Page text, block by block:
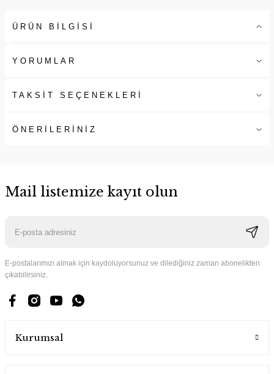
ÜRÜN BİLGİSİ
YORUMLAR
TAKSİT SEÇENEKLERİ
ÖNERİLERİNİZ
Mail listemize kayıt olun
E-postalarımızı almak için kaydoluyorsunuz ve dilediğiniz zaman abonelikten
çıkabilirsiniz.
Kurumsal